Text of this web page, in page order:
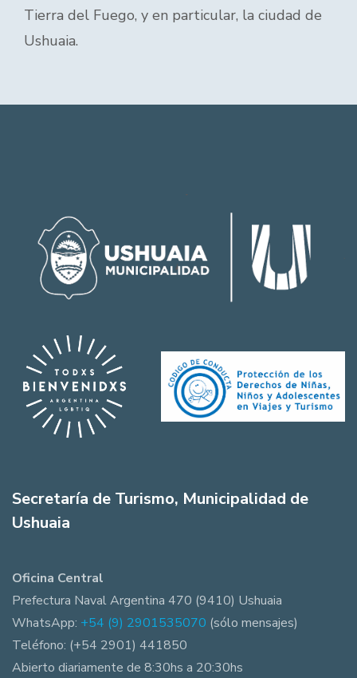
Tierra del Fuego, y en particular, la ciudad de
Ushuaia.
Secretaría de Turismo, Municipalidad de
Ushuaia
Oficina Central
Prefectura Naval Argentina 470 (9410) Ushuaia
WhatsApp: +54 (9) 2901535070 (sólo mensajes)
Teléfono: (+54 2901) 441850
Abierto diariamente de 8:30hs a 20:30hs